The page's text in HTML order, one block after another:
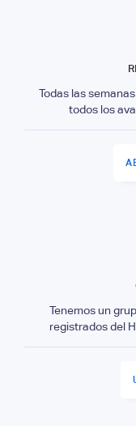
Todas las
todos los
Tenemos un
registrados del